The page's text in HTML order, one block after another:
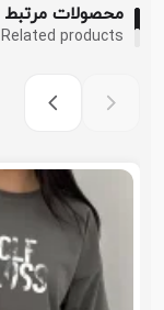
محصولات مرتبط
Related products